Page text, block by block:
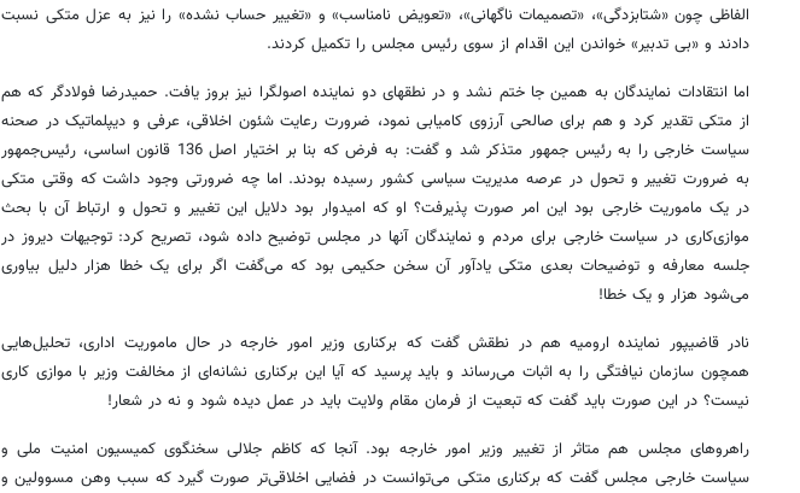
الفاظی چون «شتابزدگی»، «تصمیمات ناگهانی»، «تعویض نامناسب» و «تغییر حساب نشده» را نیز به عزل متکی نسبت
دادند و «بی تدبیر» خواندن این اقدام از سوی رئیس مجلس را تکمیل کردند.
اما انتقادات نمایندگان به همین جا ختم نشد و در نطق‎های دو نماینده اصولگرا نیز بروز یافت. حمیدرضا فولادگر که هم
از متکی تقدیر کرد و هم برای صالحی آرزوی کامیابی نمود، ضرورت رعایت شئون اخلاقی، عرفی و دیپلماتیک در صحنه
سیاست خارجی را به رئیس جمهور متذکر شد و گفت: به فرض که بنا بر اختیار اصل 136 قانون اساسی، رئیس‌جمهور
به ضرورت تغییر و تحول در عرصه مدیریت سیاسی کشور رسیده بودند. اما چه ضرورتی وجود داشت که وقتی متکی
در یک ماموریت خارجی بود این امر صورت پذیرفت؟ او که امیدوار بود دلایل این تغییر و تحول و ارتباط آن با بحث
موازی‌کاری در سیاست خارجی برای مردم و نمایندگان آنها در مجلس توضیح داده شود، تصریح کرد: توجیهات دیروز در
جلسه معارفه و توضیحات بعدی متکی یادآور آن سخن حکیمی بود که می‌گفت اگر برای یک خطا هزار دلیل بیاوری
می‌شود هزار و یک خطا!
نادر قاضی‎پور نماینده ارومیه هم در نطقش گفت که برکناری وزیر امور خارجه در حال ماموریت اداری، تحلیل‌هایی
همچون سازمان نیافتگی را به اثبات می‌رساند و باید پرسید که آیا این برکناری نشانه‌ای از مخالفت وزیر با موازی کاری
نیست؟ در این صورت باید گفت که تبعیت از فرمان مقام ولایت باید در عمل دیده شود و نه در شعار!
راهروهای مجلس هم متاثر از تغییر وزیر امور خارجه بود. آنجا که کاظم جلالی سخنگوی کمیسیون امنیت ملی و
سیاست خارجی مجلس گفت که برکناری متکی می‌توانست در فضایی اخلاقی‌تر صورت گیرد که سبب وهن مسوولین و